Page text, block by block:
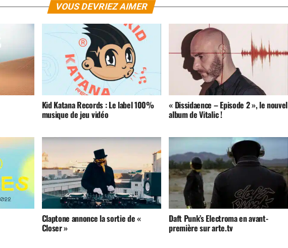
VOUS DEVRIEZ AIMER
Kid Katana Records : Le label 100%
musique de jeu vidéo
« Dissidaence – Episode 2 », le nouvel
album de Vitalic !
Claptone annonce la sortie de «
Closer »
Daft Punk’s Electroma en avant-
première sur arte.tv